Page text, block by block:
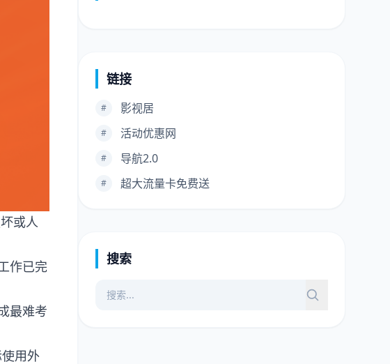
或人
作已完
最难考
用外
链接
# 影视居
# 活动优惠网
# 导航2.0
# 超大流量卡免费送
搜索